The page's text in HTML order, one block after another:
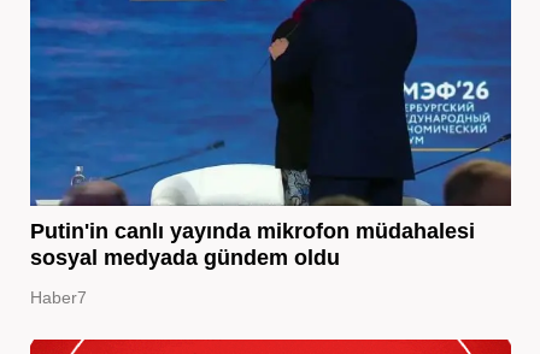
Putin'in canlı yayında mikrofon müdahalesi
sosyal medyada gündem oldu
Haber7